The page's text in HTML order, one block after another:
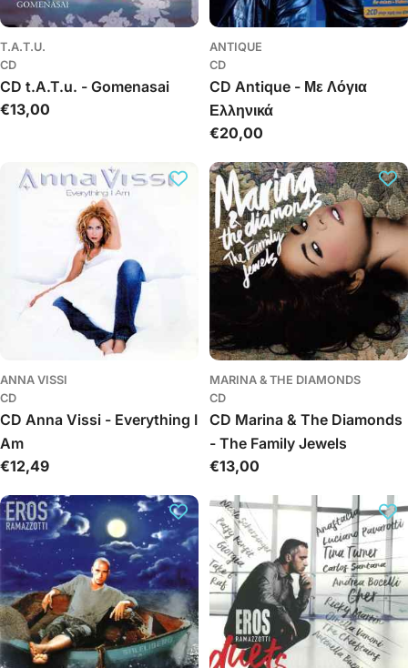
T.A.T.U.
CD
CD t.A.T.u. - Gomenasai
Įprasta
€13,00
ANTIQUE
CD
CD Antique - Με Λόγια
Ελληνικά
Įprasta
€20,00
ANNA VISSI
CD
CD Anna Vissi - Everything I
Am
Įprasta
€12,49
MARINA & THE DIAMONDS
CD
CD Marina & The Diamonds
- The Family Jewels
Įprasta
€13,00